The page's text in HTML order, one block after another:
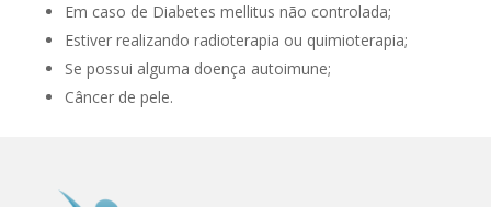
Em caso de Diabetes mellitus não controlada;
Estiver realizando radioterapia ou quimioterapia;
Se possui alguma doença autoimune;
Câncer de pele.